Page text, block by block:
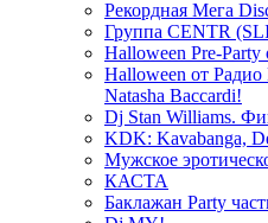
Рекордная Мега
Группа CENTR
Halloween Pre-Party
Halloween от
Natasha Baccardi!
Dj Stan Williams.
KDK: Kavabanga,
Мужское
КАСТА
Баклажан Party